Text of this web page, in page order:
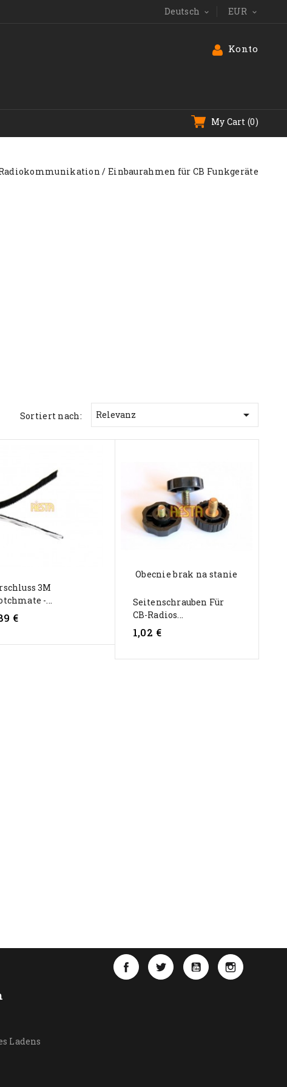
Deutsch  EUR 
Konto
My Cart (0)
Einbaurahmen für CB Funkgeräte
Sortiert nach: Relevanz 
3M
-...
€
Obecnie brak na stanie
Seitenschrauben Für
CB-Radios...
1,02 €
FacebookTwitterYouTube
Ladens